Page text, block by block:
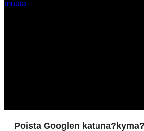
Poista Googlen